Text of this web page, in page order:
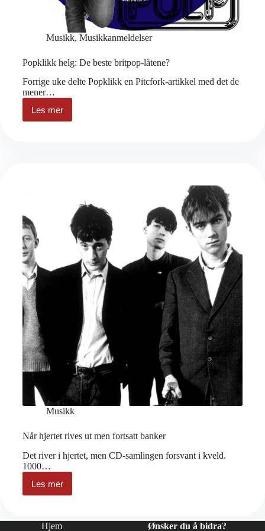
Musikk, Musikkanmeldelser
Popklikk helg: De beste britpop-låtene?
Forrige uke delte Popklikk en Pitcfork-artikkel med det de
mener…
Les mer
Popklikk
helg:
Musikk
Når hjertet rives ut men fortsatt banker
Det river i hjertet, men CD-samlingen forsvant i kveld.
1000…
Les mer
Når
hjertet
ut
men
Hjem Ønsker du å bidra?